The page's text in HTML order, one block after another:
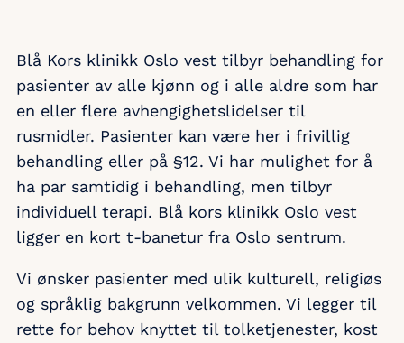
Blå Kors klinikk Oslo vest tilbyr behandling for
pasienter av alle kjønn og i alle aldre som har
en eller flere avhengighetslidelser til
rusmidler. Pasienter kan være her i frivillig
behandling eller på §12. Vi har mulighet for å
ha par samtidig i behandling, men tilbyr
individuell terapi. Blå kors klinikk Oslo vest
ligger en kort t-banetur fra Oslo sentrum.
Vi ønsker pasienter med ulik kulturell, religiøs
og språklig bakgrunn velkommen. Vi legger til
rette for behov knyttet til tolketjenester, kost